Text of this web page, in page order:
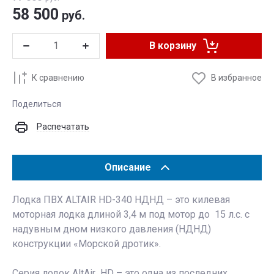
58 500 руб.
В корзину
К сравнению В избранное
Поделиться
Распечатать
Описание
Лодка ПВХ ALTAIR HD-340 НДНД – это килевая
моторная лодка длиной 3,4 м под мотор до 15 л.с. с
надувным дном низкого давления (НДНД)
конструкции «Морской дротик».